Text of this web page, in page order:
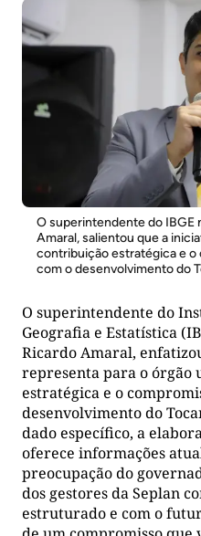
O superintendente do IBGE
Amaral, salientou que a
contribuição estratégica e
com o desenvolvimento do
O superintendente do
Geografia e Estatística
Ricardo Amaral,
representa para o órgão
estratégica e o
desenvolvimento do
dado específico, a
oferece informações
preocupação do
dos gestores da Seplan
estruturado e com o